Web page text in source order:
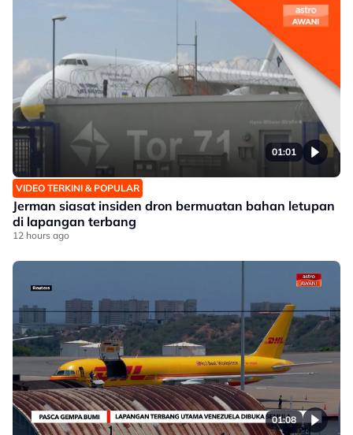
01:01
VIDEO TERKINI & POPULAR
Jerman siasat insiden dron bermuatan bahan letupan
di lapangan terbang
12 hours ago
01:08